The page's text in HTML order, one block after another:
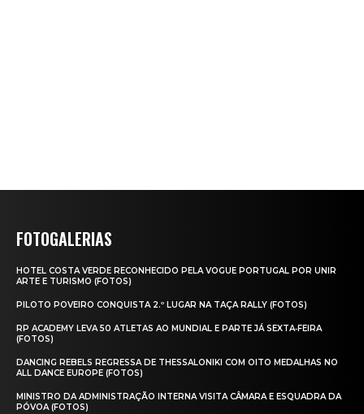
FOTOGALERIAS
HOTEL COSTA VERDE RECONHECIDO PELA VOGUE PORTUGAL POR UNIR
ARTE E TURISMO (FOTOS)
PILOTO POVEIRO CONQUISTA 2.º LUGAR NA TAÇA RALLY (FOTOS)
RP ACADEMY LEVA 50 ATLETAS AO MUNDIAL E PARTE JÁ SEXTA‑FEIRA
(FOTOS)
DANCING REBELS REGRESSA DE THESSALONIKI COM OITO MEDALHAS NO
ALL DANCE EUROPE (FOTOS)
MINISTRO DA ADMINISTRAÇÃO INTERNA VISITA CÂMARA E ESQUADRA DA
PÓVOA (FOTOS)